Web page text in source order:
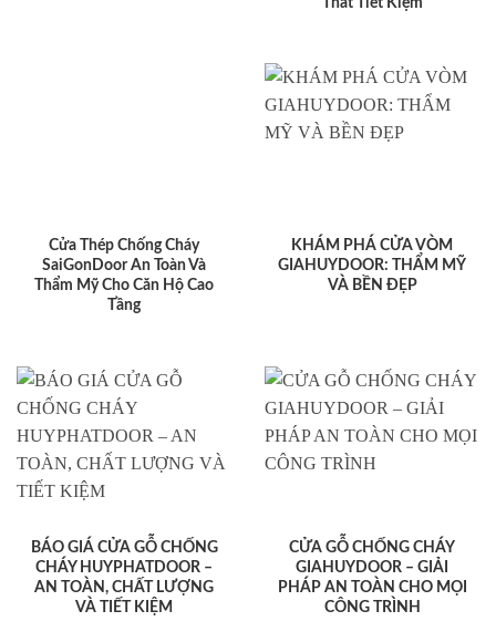
Thất Tiết Kiệm
Cửa Thép Chống Cháy
SaiGonDoor An Toàn Và
Thẩm Mỹ Cho Căn Hộ Cao
Tầng
KHÁM PHÁ CỬA VÒM
GIAHUYDOOR: THẨM MỸ
VÀ BỀN ĐẸP
BÁO GIÁ CỬA GỖ CHỐNG
CHÁY HUYPHATDOOR –
AN TOÀN, CHẤT LƯỢNG
VÀ TIẾT KIỆM
CỬA GỖ CHỐNG CHÁY
GIAHUYDOOR – GIẢI
PHÁP AN TOÀN CHO MỌI
CÔNG TRÌNH